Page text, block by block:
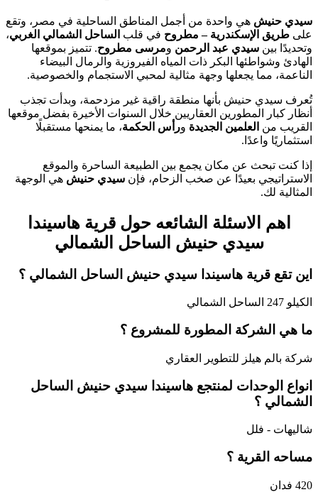
سيدي حنيش هي واحدة من أجمل المناطق الساحلية في مصر، وتقع
على طريق الإسكندرية – مطروح في قلب الساحل الشمالي الغربي،
وتحديدًا بين سيدي عبد الرحمن ومرسى مطروح. تتميز بموقعها
الهادئ وشواطئها البكر ذات المياه الفيروزية والرمال البيضاء
الناعمة، مما يجعلها وجهة مثالية لمحبي الاستجمام والخصوصية.
تُعرف سيدي حنيش بأنها منطقة راقية غير مزدحمة، وبدأت تجذب
أنظار كبار المطورين العقاريين خلال السنوات الأخيرة بفضل موقعها
القريب من العلمين الجديدة ورأس الحكمة، ما يمنحها مستقبلًا
استثماريًا واعدًا.
إذا كنت تبحث عن مكان يجمع بين الطبيعة الساحرة والموقع
الاستراتيجي بعيدًا عن صخب الزحام، فإن سيدي حنيش هي الوجهة
المثالية لك.
اهم الاسئلة الشائعه حول قرية هاسيندا
سيدي حنيش الساحل الشمالي
اين تقع قرية هاسيندا سيدي حنيش الساحل الشمالي ؟
الكيلو 247 الساحل الشمالي
ما هي الشركة المطورة للمشروع ؟
شركة بالم هيلز للتطوير العقاري
انواع الوحدات لمنتجع هاسيندا سيدي حنيش الساحل
الشمالي ؟
شاليهات - فلل
مساحه القرية ؟
420 فدان